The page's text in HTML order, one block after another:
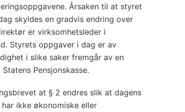
Årsaken til at styret
skyldes en gradvis endring over
er virksomhetsleder i
Styrets oppgaver i dag er av
i slike saker fremgår av en
Pensjonskasse.
at § 2 endres slik at dagens
ikke økonomiske eller